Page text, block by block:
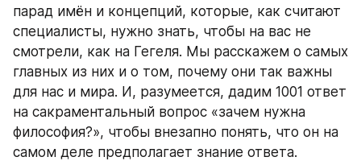
парад имён и концепций, которые, как считают
специалисты, нужно знать, чтобы на вас не
смотрели, как на Гегеля. Мы расскажем о самых
главных из них и о том, почему они так важны
для нас и мира. И, разумеется, дадим 1001 ответ
на сакраментальный вопрос «зачем нужна
философия?», чтобы внезапно понять, что он на
самом деле предполагает знание ответа.